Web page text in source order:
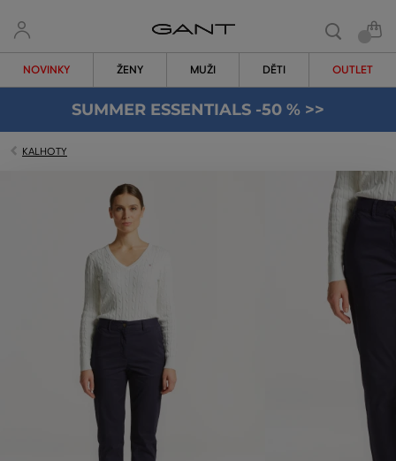
NOVINKY ŽENY MUŽI DĚTI OUTLET
SUMMER ESSENTIALS -50 % >>
KALHOTY